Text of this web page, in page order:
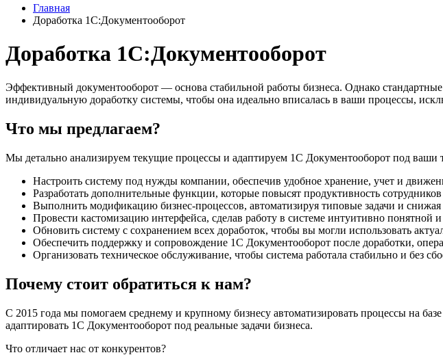
Главная
Доработка 1С:Документооборот
Доработка 1С:Документооборот
Эффективный документооборот — основа стабильной работы бизнеса. Однако
индивидуальную доработку системы, чтобы она идеально вписалась в ваши процессы,
Что мы предлагаем?
Мы детально анализируем текущие процессы и адаптируем 1С Документооборот под
Настроить систему под нужды компании, обеспечив удобное хранение, учет и
Разработать дополнительные функции, которые повысят продуктивность
Выполнить модификацию бизнес-процессов, автоматизируя типовые задачи и снижая
Провести кастомизацию интерфейса, сделав работу в системе интуитивно понятной
Обновить систему с сохранением всех доработок, чтобы вы могли использовать
Обеспечить поддержку и сопровождение 1С Документооборот после доработки,
Организовать техническое обслуживание, чтобы система работала стабильно и без
Почему стоит обратиться к нам?
С 2015 года мы помогаем среднему и крупному бизнесу автоматизировать
адаптировать 1С Документооборот под реальные задачи бизнеса.
Что отличает нас от конкурентов?